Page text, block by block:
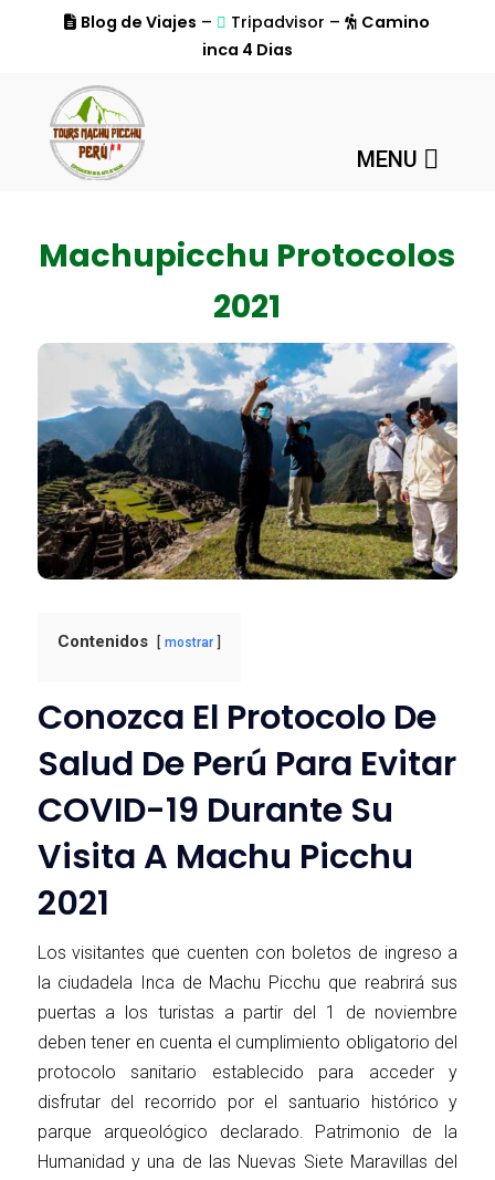
Blog de Viajes – Tripadvisor –
Camino
inca 4 Dias
MENU
Machupicchu Protocolos
2021
Contenidos mostrar
Conozca El Protocolo De
Salud De Perú Para Evitar
COVID-19 Durante Su
Visita A Machu Picchu
2021
Los visitantes que cuenten con boletos de ingreso a
la ciudadela Inca de Machu Picchu que reabrirá sus
puertas a los turistas a partir del 1 de noviembre
deben tener en cuenta el cumplimiento obligatorio del
protocolo sanitario establecido para acceder y
disfrutar del recorrido por el santuario histórico y
parque arqueológico declarado. Patrimonio de la
Humanidad y una de las Nuevas Siete Maravillas del